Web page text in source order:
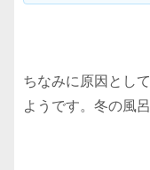
ちなみに原因とし
ようです。冬の風